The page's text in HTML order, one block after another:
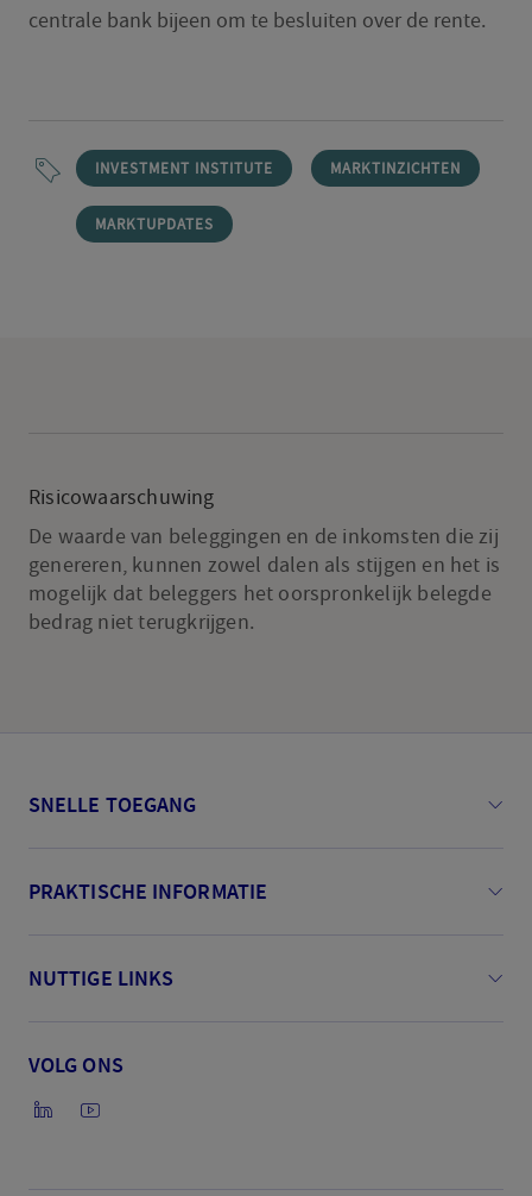
centrale bank bijeen om te besluiten over de rente.
INVESTMENT INSTITUTE MARKTINZICHTEN
MARKTUPDATES
Risicowaarschuwing
De waarde van beleggingen en de inkomsten die zij
genereren, kunnen zowel dalen als stijgen en het is
mogelijk dat beleggers het oorspronkelijk belegde
bedrag niet terugkrijgen.
SNELLE TOEGANG
PRAKTISCHE INFORMATIE
NUTTIGE LINKS
VOLG ONS